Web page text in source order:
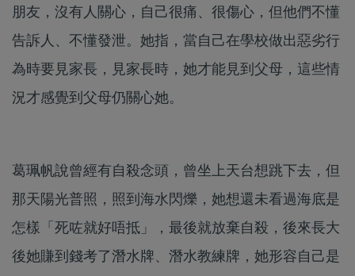
朋友，沒有人關心，自己很痛、很傷心，但他們不懂
告訴人、不懂發泄。她指，當自己在學校做出惡劣行
為時要見家長，見家長時，她才能見到父母，這些情
況才感覺到父母仍關心她。
葛珮帆說曾經有自殺念頭，曾坐上天台想跳下去，但
那天陽光普照，照到海水閃爍，她想還未看過海底是
怎樣「死咗就好唔抵」，最後就放棄自殺，後來長大
後她賺到錢考了潛水牌、潛水教練牌，她形容自己是